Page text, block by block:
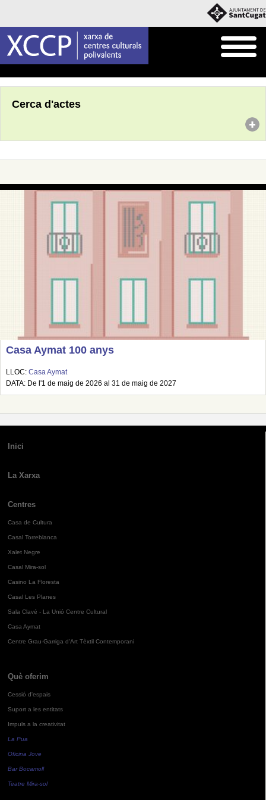
Cerca d'actes
Casa Aymat 100 anys
LLOC: Casa Aymat
DATA: De l'1 de maig de 2026 al 31 de maig de 2027
Inici
La Xarxa
Centres
Casa de Cultura
Casal Torreblanca
Xalet Negre
Casal Mira-sol
Casino La Floresta
Casal Les Planes
Sala Clavé - La Unió Centre Cultural
Casa Aymat
Centre Grau-Garriga d'Art Tèxtil Contemporani
Què oferim
Cessió d'espais
Suport a les entitats
Impuls a la creativitat
La Pua
Oficina Jove
Bar Bocamoll
Teatre Mira-sol